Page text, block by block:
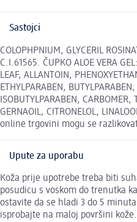
Sastojci
COLOPHPNIUM, GLYCERIL
C.I.61565. ČUPKO ALOE VERA
LEAF, ALLANTOIN,
ETHYLPARABEN,
ISOBUTYLPARABEN,
GERNAOIL, CITRONELOL,
online trgovini mogu se
Upute za uporabu
Koža prije upotrebe treba biti
posudicu s voskom do trenutka
ostavite da se hladi 3 do 5
isprobajte na maloj površini